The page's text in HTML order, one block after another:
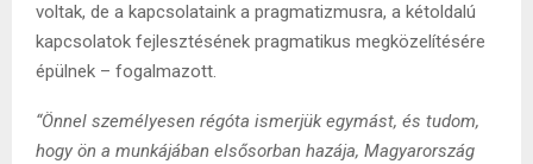
voltak, de a kapcsolataink a pragmatizmusra, a kétoldalú
kapcsolatok fejlesztésének pragmatikus megközelítésére
épülnek – fogalmazott.
“Önnel személyesen régóta ismerjük egymást, és tudom,
hogy ön a munkájában elsősorban hazája, Magyarország